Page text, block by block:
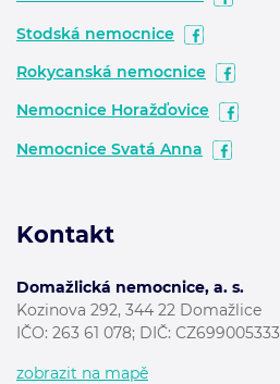
Stodská nemocnice
Rokycanská nemocnice
Nemocnice Horažďovice
Nemocnice Svatá Anna
Kontakt
Domažlická nemocnice, a. s.
Kozinova 292, 344 22 Domažlice
IČO: 263 61 078; DIČ: CZ699005333
zobrazit na mapě